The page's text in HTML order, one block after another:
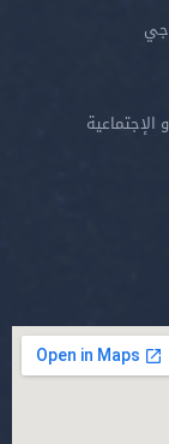
الإجتماعية